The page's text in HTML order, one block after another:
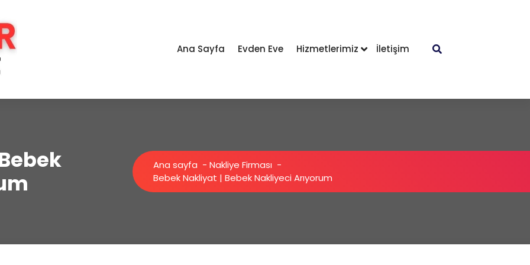
Ana Sayfa Evden Eve Hizmetlerimiz İletişim
Ana sayfa - Nakliye Firması -
Bebek Nakliyat | Bebek Nakliyeci Arıyorum